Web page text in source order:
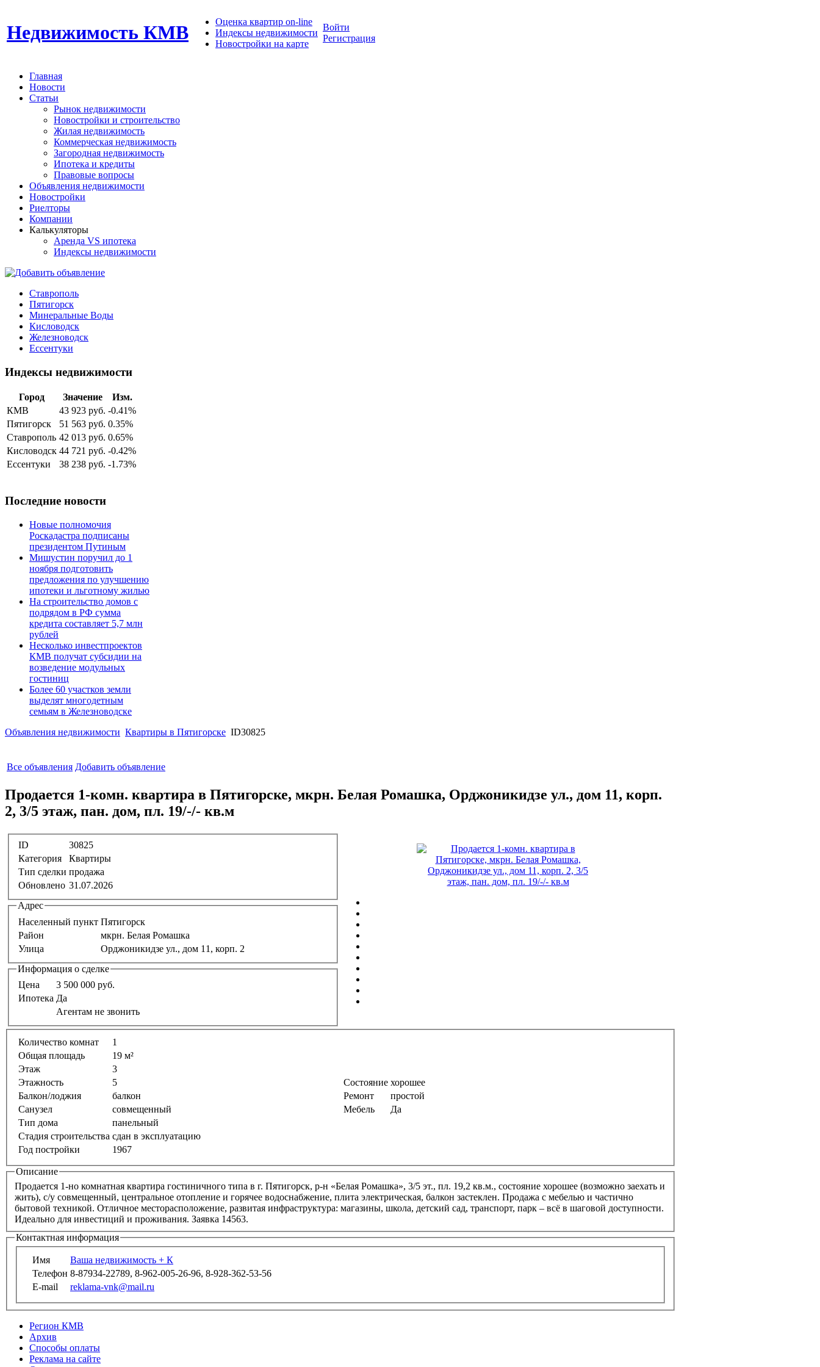
Недвижимость КМВ
Оценка квартир on-line
Индексы недвижимости
Новостройки на карте
Войти
Регистрация
Главная
Новости
Статьи
Рынок недвижимости
Новостройки и строительство
Жилая недвижимость
Коммерческая недвижимость
Загородная недвижимость
Ипотека и кредиты
Правовые вопросы
Объявления недвижимости
Новостройки
Риелторы
Компании
Калькуляторы
Аренда VS ипотека
Индексы недвижимости
Ставрополь
Пятигорск
Минеральные Воды
Кисловодск
Железноводск
Ессентуки
Индексы недвижимости
Город Значение
Изм.
КМВ
43 923 руб. -0.41%
Пятигорск
51 563 руб. 0.35%
Ставрополь 42 013 руб. 0.65%
Кисловодск 44 721 руб. -0.42%
Ессентуки
38 238 руб. -1.73%
Последние новости
Новые полномочия
Роскадастра подписаны
президентом Путиным
Мишустин поручил до 1
ноября подготовить
предложения по улучшению
ипотеки и льготному жилью
На строительство домов с
подрядом в РФ сумма
кредита составляет 5,7 млн
рублей
Несколько инвестпроектов
КМВ получат субсидии на
возведение модульных
гостиниц
Более 60 участков земли
выделят многодетным
семьям в Железноводске
Объявления недвижимости Квартиры в Пятигорске ID30825
Все объявления Добавить объявление
Продается 1-комн. квартира в Пятигорске, мкрн. Белая Ромашка, Орджоникидзе ул., дом 11, корп.
2, 3/5 этаж, пан. дом, пл. 19/-/- кв.м
ID
30825
Категория
Квартиры
Тип сделки продажа
Обновлено 31.07.2026
Адрес
Населенный пункт Пятигорск
Район
мкрн. Белая Ромашка
Улица
Орджоникидзе ул., дом 11, корп. 2
Информация о сделке
Цена
3 500 000 руб.
Ипотека Да
Агентам не звонить
Количество комнат
1
Общая площадь
19 м²
Этаж
3
Этажность
5
Балкон/лоджия
балкон
Санузел
совмещенный
Тип дома
панельный
Стадия строительства сдан в эксплуатацию
Год постройки
1967
Состояние хорошее
Ремонт
простой
Мебель
Да
Описание
Продается 1-но комнатная квартира гостиничного типа в г. Пятигорск, р-н «Белая Ромашка», 3/5 эт., пл. 19,2 кв.м., состояние хорошее (возможно заехать и
жить), с/у совмещенный, центральное отопление и горячее водоснабжение, плита электрическая, балкон застеклен. Продажа с мебелью и частично
бытовой техникой. Отличное месторасположение, развитая инфраструктура: магазины, школа, детский сад, транспорт, парк – всё в шаговой доступности.
Идеально для инвестиций и проживания. Заявка 14563.
Контактная информация
Имя
Ваша недвижимость + К
Телефон 8-87934-22789, 8-962-005-26-96, 8-928-362-53-56
E-mail
reklama-vnk@mail.ru
Регион КМВ
Архив
Способы оплаты
Реклама на сайте